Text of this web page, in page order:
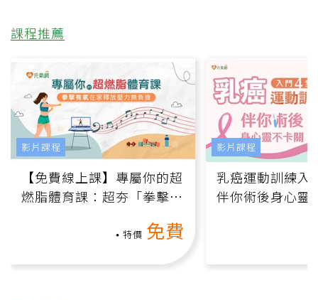
課程推薦
【免費線上課】專屬你的超
燃脂體育課：超夯「拳擊有
特價 免費
影片課程
乳癌運動訓練入
伴你術後身心靈
影片課程